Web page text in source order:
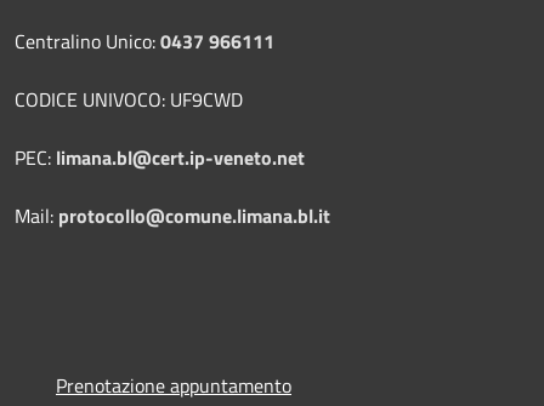
Centralino Unico:0437 966111
CODICE UNIVOCO: UF9CWD
PEC: limana.bl@cert.ip-veneto.net
Mail: protocollo@comune.limana.bl.it
Prenotazione appuntamento